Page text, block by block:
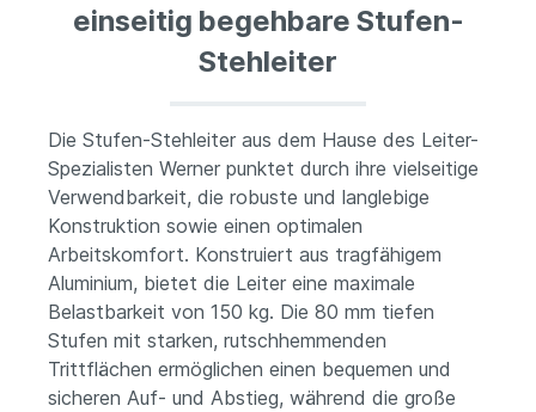
einseitig begehbare Stufen-
Stehleiter
Die Stufen-Stehleiter aus dem Hause des Leiter-
Spezialisten Werner punktet durch ihre vielseitige
Verwendbarkeit, die robuste und langlebige
Konstruktion sowie einen optimalen
Arbeitskomfort. Konstruiert aus tragfähigem
Aluminium, bietet die Leiter eine maximale
Belastbarkeit von 150 kg. Die 80 mm tiefen
Stufen mit starken, rutschhemmenden
Trittflächen ermöglichen einen bequemen und
sicheren Auf- und Abstieg, während die große